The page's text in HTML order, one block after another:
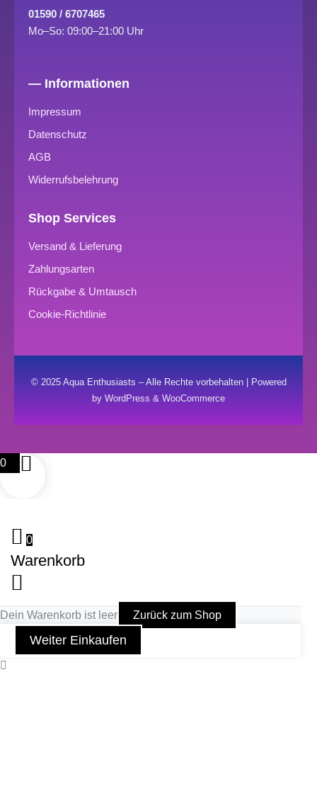
01590 / 6707465
Mo–So: 09:00–21:00 Uhr
— Informationen
Impressum
Datenschutz
AGB
Widerrufsbelehrung
Shop Services
Versand & Lieferung
Zahlungsarten
Rückgabe & Umtausch
Cookie-Richtlinie
© 2025 Aqua Enthusiasts – Alle Rechte vorbehalten | Powered
by WordPress & WooCommerce
0
0
Warenkorb
Dein Warenkorb ist leer Zurück zum Shop
Weiter Einkaufen